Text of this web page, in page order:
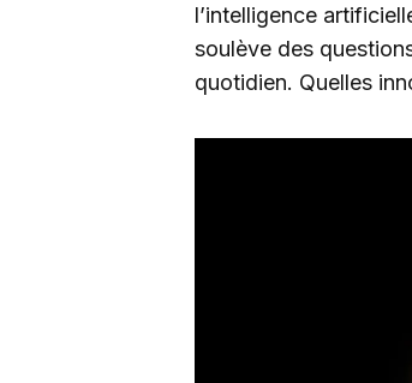
l’intelligence
soulève des
quotidien. Quelles